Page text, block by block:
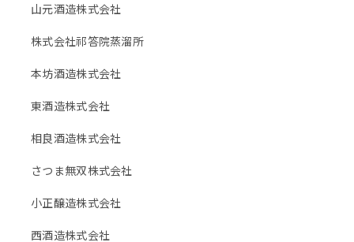
山元酒造株式会社
株式会社祁答院蒸溜所
本坊酒造株式会社
東酒造株式会社
相良酒造株式会社
さつま無双株式会社
小正醸造株式会社
西酒造株式会社